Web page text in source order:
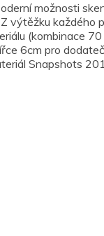
možnosti
výtěžku každého
(kombinace
6cm pro
Snapshots